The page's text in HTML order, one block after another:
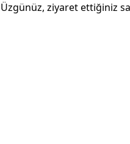
Üzgünüz, ziyaret ettiğiniz